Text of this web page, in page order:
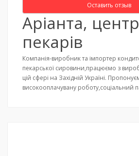
Оставить отзыв
Аріанта, центр
пекарів
Компанія-виробник та імпортер
пекарської сировини,працюємо з
цій сфері на Західній Україні.
високооплачувану роботу,соціальний